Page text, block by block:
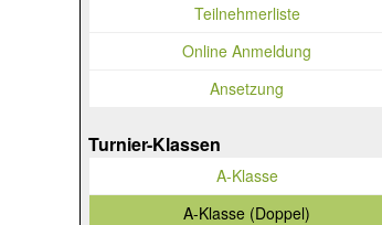
Teilnehmerliste
Online Anmeldung
Ansetzung
Turnier-Klassen
A-Klasse
A-Klasse (Doppel)